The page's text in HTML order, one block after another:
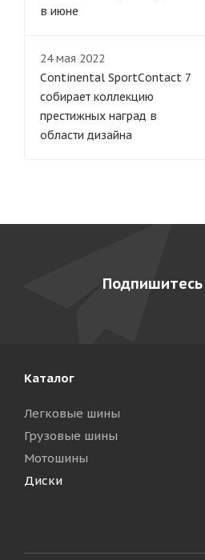
в июне
24 мая 2022
Continental SportContact 7
собирает коллекцию
престижных наград в
области дизайна
Каталог
Легковые шины
Грузовые шины
Мотошины
Диски